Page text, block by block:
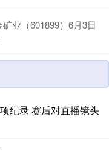
业（601899）6月3日
纪录 赛后对直播镜头